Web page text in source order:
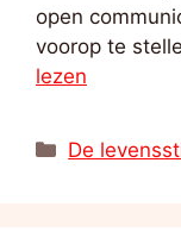
open
voorop te
lezen
De